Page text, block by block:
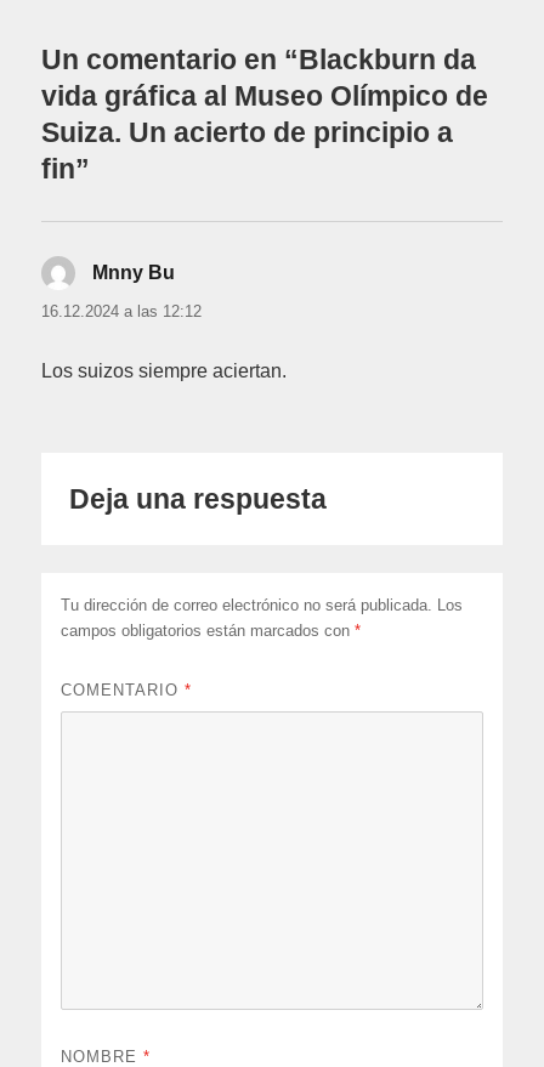
Un comentario en “Blackburn da
vida gráfica al Museo Olímpico de
Suiza. Un acierto de principio a
fin”
Mnny Bu
16.12.2024 a las 12:12
Los suizos siempre aciertan.
Deja una respuesta
Tu dirección de correo electrónico no será publicada. Los
campos obligatorios están marcados con*
COMENTARIO*
NOMBRE*